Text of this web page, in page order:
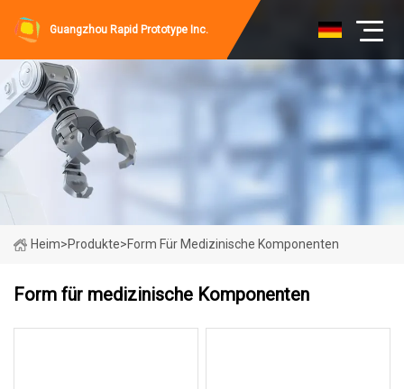
Guangzhou Rapid Prototype Inc.
Heim>Produkte>Form Für Medizinische Komponenten
Form für medizinische Komponenten